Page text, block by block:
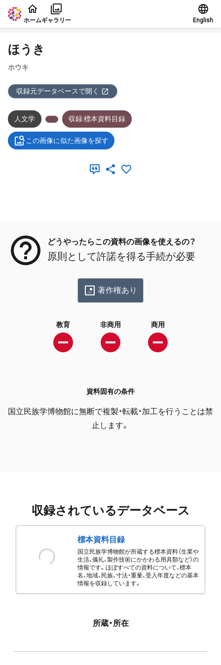
本文に飛ぶ
ホームギャラリー English
ほうき
ホウキ
収録元データベースで開く
人文学 収録:標本資料目録
この画像に似た画像を探す
どうやったらこの資料の画像を使えるの？
原則として許諾を得る手続が必要
著作権あり
教育 非商用 商用
資料固有の条件
国立民族学博物館に無断で複製・転載・加工を行うことは禁
止します。
収録されているデータベース
標本資料目録
国立民族学博物館が所蔵する標本資料（生業や
生活、儀礼、製作技術にかかわる用具類など）の
情報です。ほぼすべての資料について、標本
名、地域、民族、寸法・重量、受入年度などの基本
情報を収録しています。
所蔵・所在